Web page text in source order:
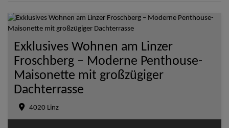
Exklusives Wohnen am Linzer
Froschberg – Moderne Penthouse-
Maisonette mit großzügiger
Dachterrasse
4020 Linz